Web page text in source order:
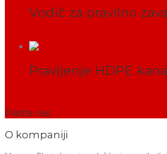
Vodič za pravilno
Pravljenje HDPE
Pratite nas:
O kompaniji